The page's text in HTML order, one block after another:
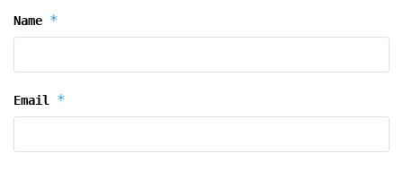
Name *
Email *